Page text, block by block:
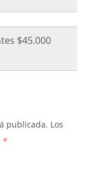
$45.000
publicada. Los
*